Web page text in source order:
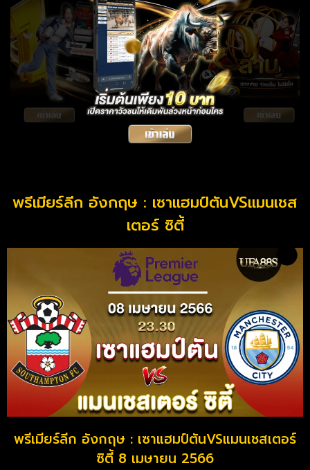
พรีเมียร์ลีก อังกฤษ : เซาแฮมป์ตันVSแมนเชส
เตอร์ ซิตี้
พรีเมียร์ลีก อังกฤษ : เซาแฮมป์ตันVSแมนเชสเตอร์
ซิตี้ 8 เมษายน 2566